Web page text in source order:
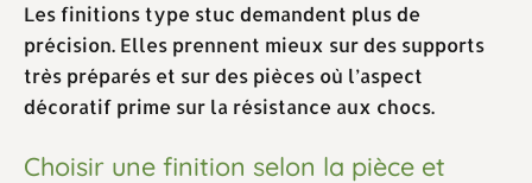
Les finitions type stuc demandent plus de
précision. Elles prennent mieux sur des supports
très préparés et sur des pièces où l’aspect
décoratif prime sur la résistance aux chocs.
Choisir une finition selon la pièce et